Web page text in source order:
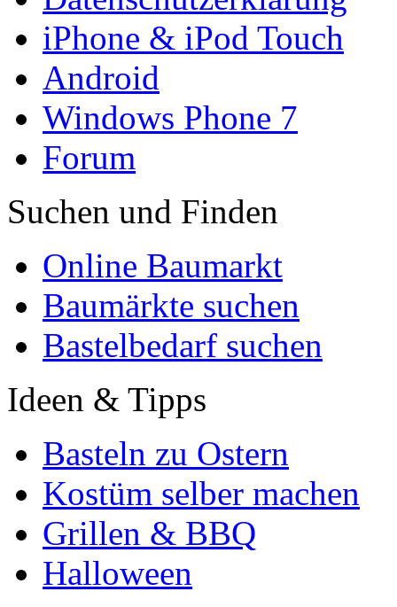
iPhone & iPod Touch
Android
Windows Phone 7
Forum
Suchen und Finden
Online Baumarkt
Baumärkte suchen
Bastelbedarf suchen
Ideen & Tipps
Basteln zu Ostern
Kostüm selber machen
Grillen & BBQ
Halloween